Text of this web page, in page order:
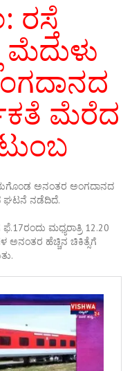
ಮೆರೆದ
ಅನಂತರ ಅಂಗದಾನದ
ಘಟನೆ ನಡೆದಿದೆ.
ಮಧ್ಯರಾತ್ರಿ 12.20
ಅನಂತರ ಹೆಚ್ಚಿನ ಚಿಕಿತ್ಸೆಗೆ